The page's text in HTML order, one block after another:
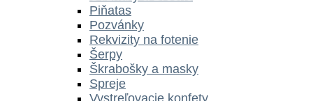
Piňatas
Pozvánky
Rekvizity na fotenie
Šerpy
Škrabošky a masky
Spreje
Vystreľovacie konfety